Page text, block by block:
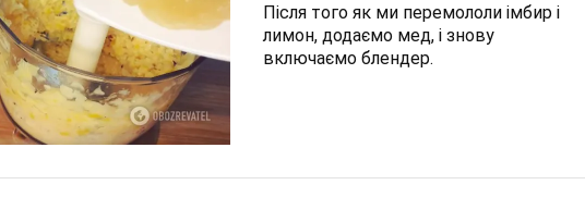
Після того як ми перемололи імбир і
лимон, додаємо мед, і знову
включаємо блендер.